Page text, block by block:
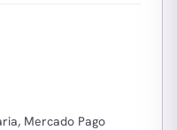
Mercado Pago